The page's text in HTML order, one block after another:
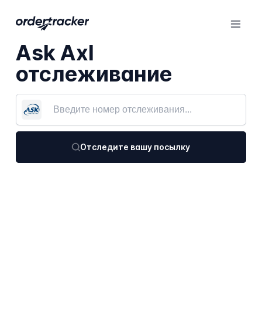
Ask Axl
отслеживание
Отследите вашу посылку